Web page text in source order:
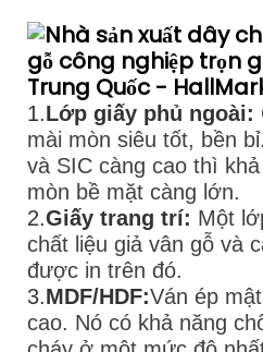
1.Lớp giấy phủ ngoài:
mài mòn siêu tốt, bền
và SIC càng cao thì
mòn bề mặt càng lớn.
2.Giấy trang trí: Một
chất liệu giả vân gỗ và
được in trên đó.
3.MDF/HDF:Ván ép
cao. Nó có khả năng